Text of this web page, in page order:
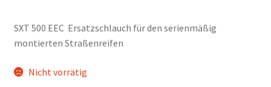
SXT 500 EEC Ersatzschlauch für den serienmäßig
montierten Straßenreifen
Nicht vorrätig